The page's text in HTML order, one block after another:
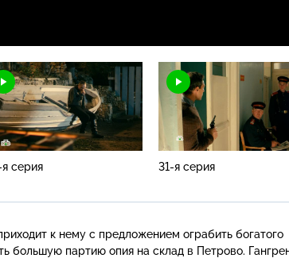
серия 31-я серия
к нему с предложением ограбить богатого
большую партию опия на склад в Петрово.